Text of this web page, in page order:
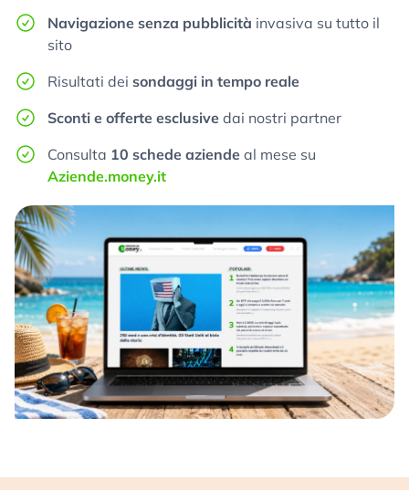
Navigazione senza pubblicità invasiva su tutto il
sito
Risultati dei sondaggi in tempo reale
Sconti e offerte esclusive dai nostri partner
Consulta 10 schede aziende al mese su
Aziende.money.it